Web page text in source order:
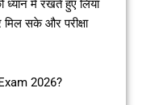
ध्यान में रखते हुए लिया
मिल सके और परीक्षा
2026?